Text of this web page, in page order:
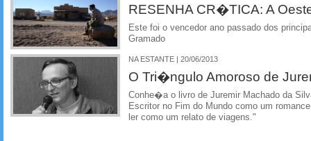
RESENHA CR�TICA: A
Este foi o vencedor ano passado dos
Gramado
NA ESTANTE | 20/06/2013
O Tri�ngulo Amoroso de
Conhe�a o livro de Juremir Machado da
Escritor no Fim do Mundo como um
ler como um relato de viagens."